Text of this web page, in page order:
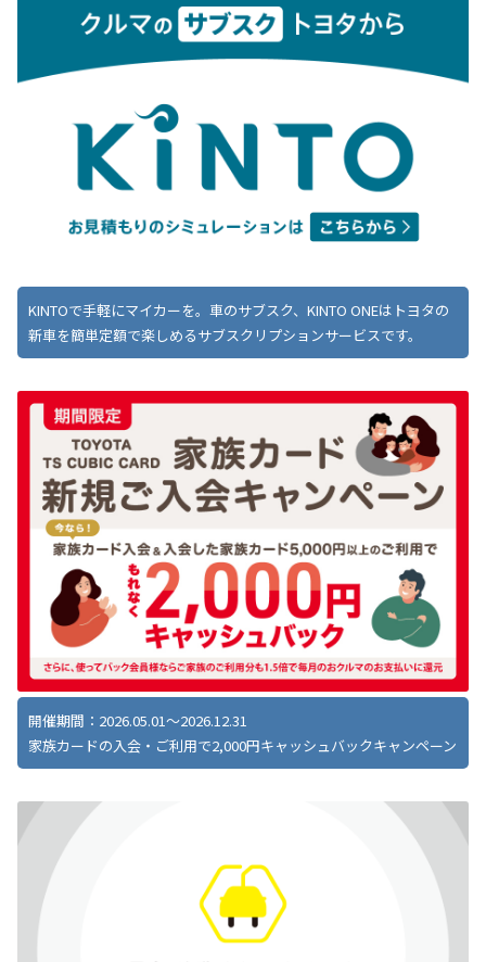
KINTOで手軽にマイカーを。車のサブスク、KINTO ONEはトヨタの
新車を簡単定額で楽しめるサブスクリプションサービスです。
開催期間：2026.05.01～2026.12.31
家族カードの入会・ご利用で2,000円キャッシュバックキャンペーン